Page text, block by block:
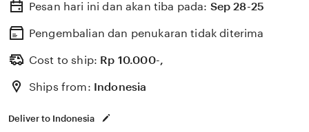
berkembang pesat di pasar global. Dengan dukungan
update, kami terus memantau perkembangan
sosok viral favorit Anda secara eksklusif.
Pesan hari ini dan akan tiba pada: Sep 28-25
Pengembalian dan penukaran tidak diterima
Cost to ship: Rp 10.000-,
Ships from: Indonesia
Deliver to Indonesia